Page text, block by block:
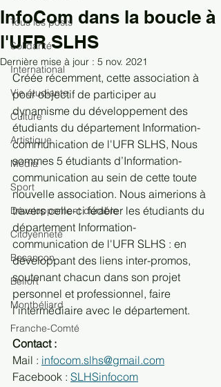
Tous les posts
Solidarité
International
Vie étudiante
Culture
Artistique
Média
Sport
Développement durable
Citoyenneté
Besançon
Belfort
Montbéliard
Franche-Comté
InfoCom dans la boucle à
l'UFR SLHS
Dernière mise à jour : 5 nov. 2021
Créée récemment, cette association à
pour objectif de participer au
dynamisme du développement des
étudiants du département Information-
communication de l'UFR SLHS, Nous
sommes 5 étudiants d’Information-
communication au sein de cette toute
nouvelle association. Nous aimerions à
travers celle-ci fédérer les étudiants du
département Information-
communication de l'UFR SLHS : en
développant des liens inter-promos,
soutenant chacun dans son projet
personnel et professionnel, faire
l'intermédiaire avec le département.
Contact :
Mail : infocom.slhs@gmail.com
Facebook : SLHSinfocom